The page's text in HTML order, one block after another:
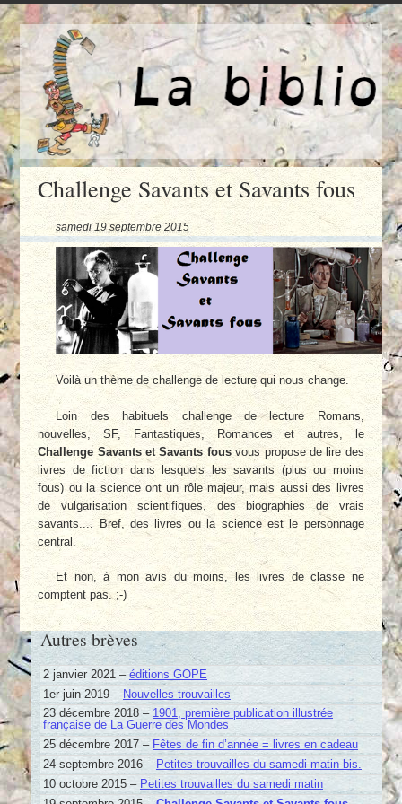
Challenge Savants et Savants fous
samedi 19 septembre 2015
Voilà un thème de challenge de lecture qui nous change.
Loin des habituels challenge de lecture Romans,
nouvelles, SF, Fantastiques, Romances et autres, le
Challenge Savants et Savants fousvous propose de lire des
livres de fiction dans lesquels les savants (plus ou moins
fous) ou la science ont un rôle majeur, mais aussi des livres
de vulgarisation scientifiques, des biographies de vrais
savants.... Bref, des livres ou la science est le personnage
central.
Et non, à mon avis du moins, les livres de classe ne
comptent pas. ;-)
Autres brèves
2 janvier 2021 – éditions GOPE
1er juin 2019 – Nouvelles trouvailles
23 décembre 2018 – 1901, première publication illustrée
française de La Guerre des Mondes
25 décembre 2017 – Fêtes de fin d’année = livres en cadeau
24 septembre 2016 – Petites trouvailles du samedi matin bis.
10 octobre 2015 – Petites trouvailles du samedi matin